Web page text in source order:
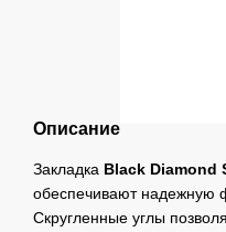
Описание
Закладка Black Diamond
обеспечивают надежную
Скругленные углы